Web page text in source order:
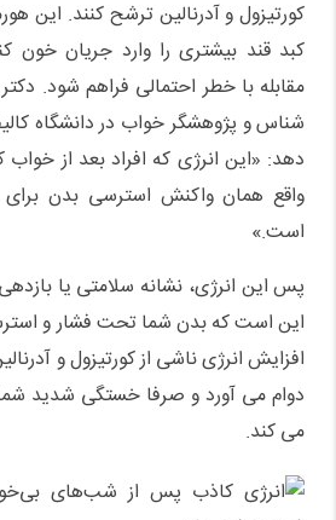
کورتیزول و آدرنالین ترشح کنند. این
کبد قند بیشتری را وارد جریان خون
مقابله با خطر احتمالی فراهم شود.
شناس و پژوهشگر خواب در دانشگاه
دهد: «این انرژی که افراد بعد از
واقع همان واکنش استرسی بدن برای
است.»
پس این انرژی، نشانه سلامتی یا
این است که بدن شما تحت فشار و
افزایش انرژی ناشی از کورتیزول و
دوام می آورد و صرفا خستگی شدید
می کند.